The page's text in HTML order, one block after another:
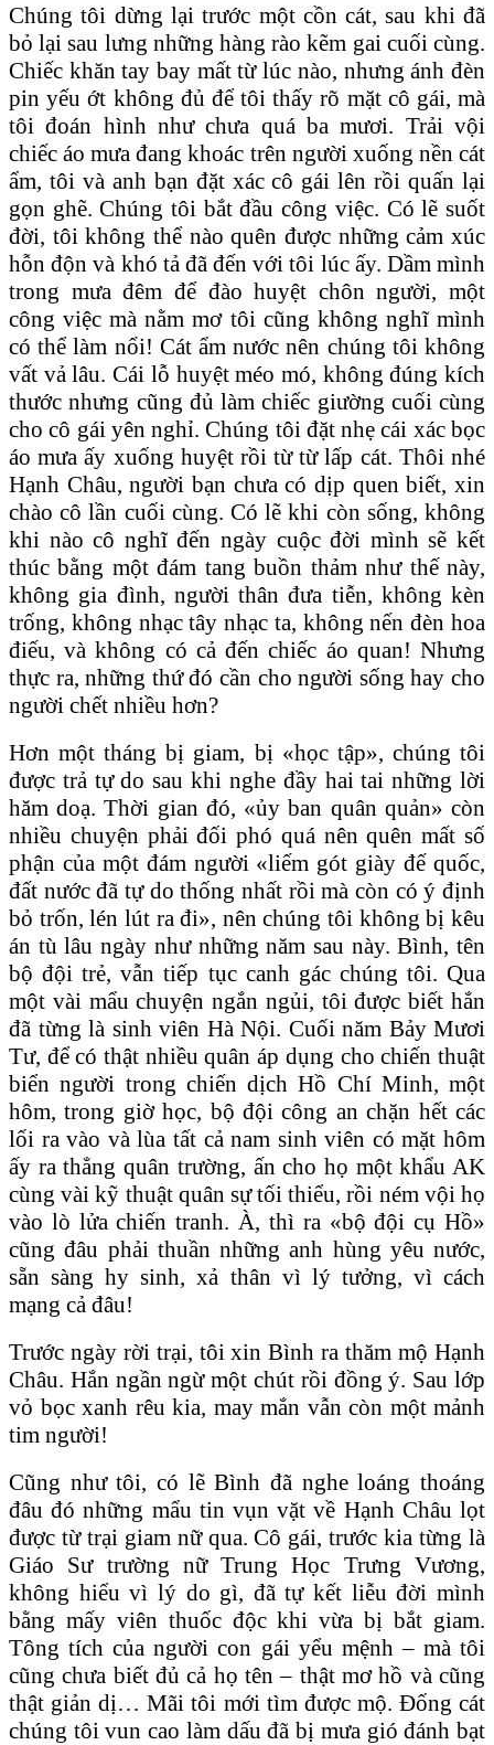
Chúng tôi dừng lại trước một cồn cát, sau khi đã
bỏ lại sau lưng những hàng rào kẽm gai cuối cùng.
Chiếc khăn tay bay mất từ lúc nào, nhưng ánh đèn
pin yếu ớt không đủ để tôi thấy rõ mặt cô gái, mà
tôi đoán hình như chưa quá ba mươi. Trải vội
chiếc áo mưa đang khoác trên người xuống nền cát
ẩm, tôi và anh bạn đặt xác cô gái lên rồi quấn lại
gọn ghẽ. Chúng tôi bắt đầu công việc. Có lẽ suốt
đời, tôi không thể nào quên được những cảm xúc
hỗn độn và khó tả đã đến với tôi lúc ấy. Dầm mình
trong mưa đêm để đào huyệt chôn người, một
công việc mà nằm mơ tôi cũng không nghĩ mình
có thể làm nổi! Cát ẩm nước nên chúng tôi không
vất vả lâu. Cái lỗ huyệt méo mó, không đúng kích
thước nhưng cũng đủ làm chiếc giường cuối cùng
cho cô gái yên nghỉ. Chúng tôi đặt nhẹ cái xác bọc
áo mưa ấy xuống huyệt rồi từ từ lấp cát. Thôi nhé
Hạnh Châu, người bạn chưa có dịp quen biết, xin
chào cô lần cuối cùng. Có lẽ khi còn sống, không
khi nào cô nghĩ đến ngày cuộc đời mình sẽ kết
thúc bằng một đám tang buồn thảm như thế này,
không gia đình, người thân đưa tiễn, không kèn
trống, không nhạc tây nhạc ta, không nến đèn hoa
điếu, và không có cả đến chiếc áo quan! Nhưng
thực ra, những thứ đó cần cho người sống hay cho
người chết nhiều hơn?
Hơn một tháng bị giam, bị «học tập», chúng tôi
được trả tự do sau khi nghe đầy hai tai những lời
hăm doạ. Thời gian đó, «ủy ban quân quản» còn
nhiều chuyện phải đối phó quá nên quên mất số
phận của một đám người «liếm gót giày đế quốc,
đất nước đã tự do thống nhất rồi mà còn có ý định
bỏ trốn, lén lút ra đi», nên chúng tôi không bị kêu
án tù lâu ngày như những năm sau này. Bình, tên
bộ đội trẻ, vẫn tiếp tục canh gác chúng tôi. Qua
một vài mẩu chuyện ngắn ngủi, tôi được biết hắn
đã từng là sinh viên Hà Nội. Cuối năm Bảy Mươi
Tư, để có thật nhiều quân áp dụng cho chiến thuật
biển người trong chiến dịch Hồ Chí Minh, một
hôm, trong giờ học, bộ đội công an chặn hết các
lối ra vào và lùa tất cả nam sinh viên có mặt hôm
ấy ra thẳng quân trường, ấn cho họ một khẩu AK
cùng vài kỹ thuật quân sự tối thiểu, rồi ném vội họ
vào lò lửa chiến tranh. À, thì ra «bộ đội cụ Hồ»
cũng đâu phải thuần những anh hùng yêu nước,
sẵn sàng hy sinh, xả thân vì lý tưởng, vì cách
mạng cả đâu!
Trước ngày rời trại, tôi xin Bình ra thăm mộ Hạnh
Châu. Hắn ngần ngừ một chút rồi đồng ý. Sau lớp
vỏ bọc xanh rêu kia, may mắn vẫn còn một mảnh
tim người!
Cũng như tôi, có lẽ Bình đã nghe loáng thoáng
đâu đó những mẩu tin vụn vặt về Hạnh Châu lọt
được từ trại giam nữ qua. Cô gái, trước kia từng là
Giáo Sư trường nữ Trung Học Trưng Vương,
không hiểu vì lý do gì, đã tự kết liễu đời mình
bằng mấy viên thuốc độc khi vừa bị bắt giam.
Tông tích của người con gái yểu mệnh – mà tôi
cũng chưa biết đủ cả họ tên – thật mơ hồ và cũng
thật giản dị… Mãi tôi mới tìm được mộ. Ðống cát
chúng tôi vun cao làm dấu đã bị mưa gió đánh bạt